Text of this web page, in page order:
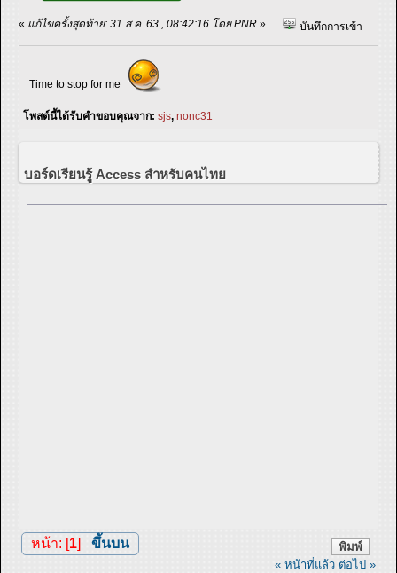
« แก้ไขครั้งสุดท้าย: 31 ส.ค. 63 , 08:42:16 โดย PNR » บันทึกการเข้า
Time to stop for me
โพสต์นี้ได้รับคำขอบคุณจาก: sjs, nonc31
บอร์ดเรียนรู้ Access สำหรับคนไทย
พิมพ์
หน้า: [1] ขึ้นบน
« หน้าที่แล้ว ต่อไป »